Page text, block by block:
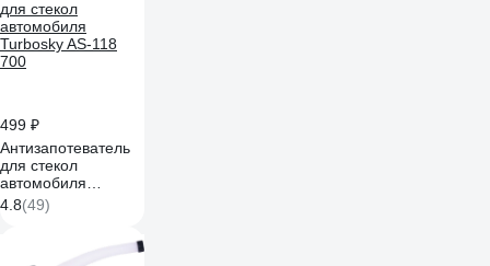
499 ₽
Антизапотеватель
для стекол
автомобиля
Turbosky AS-118
700
4.8(49)